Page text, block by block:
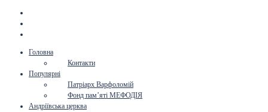
Головна
Контакти
Популярні
Патріарх Варфоломій
Фонд пам’яті МЕФОДІЯ
Андріївська церква